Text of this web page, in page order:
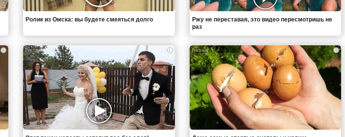
Ролик из Омска: вы будете смеяться долго
Ржу не переставая, это видео пересмотришь не
раз
i i i